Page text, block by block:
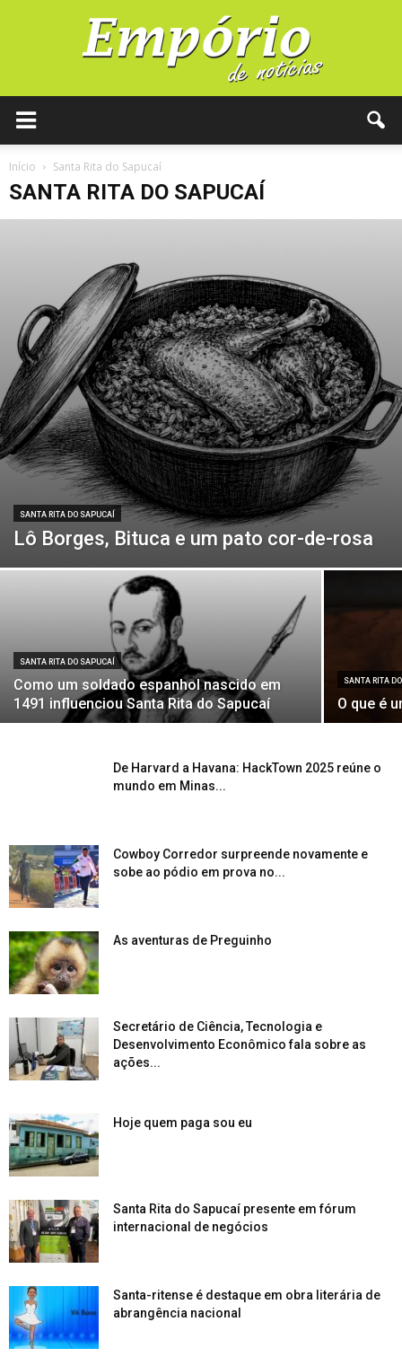
Início Santa Rita do Sapucaí
SANTA RITA DO SAPUCAÍ
SANTA RITA DO SAPUCAÍ
Lô Borges, Bituca e um pato cor-de-rosa
SANTA RITA DO SAPUCAÍ
Como um soldado espanhol nascido em
1491 influenciou Santa Rita do Sapucaí
SANTA RITA
O que é
De Harvard a Havana: HackTown 2025 reúne o
mundo em Minas...
Cowboy Corredor surpreende novamente e
sobe ao pódio em prova no...
As aventuras de Preguinho
Secretário de Ciência, Tecnologia e
Desenvolvimento Econômico fala sobre as
ações...
Hoje quem paga sou eu
Santa Rita do Sapucaí presente em fórum
internacional de negócios
Santa-ritense é destaque em obra literária de
abrangência nacional